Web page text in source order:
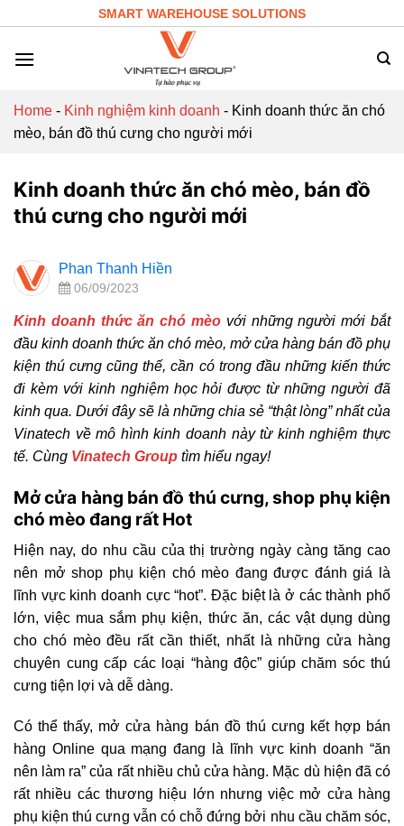
content
SMART WAREHOUSE SOLUTIONS
Home - Kinh nghiệm kinh doanh - Kinh doanh thức ăn chó
mèo, bán đồ thú cưng cho người mới
Kinh doanh thức ăn chó mèo, bán đồ
thú cưng cho người mới
Phan Thanh Hiền
06/09/2023
Kinh doanh thức ăn chó mèo với những người mới bắt
đầu kinh doanh thức ăn chó mèo, mở cửa hàng bán đồ phụ
kiện thú cưng cũng thế, cần có trong đầu những kiến thức
đi kèm với kinh nghiệm học hỏi được từ những người đã
kinh qua. Dưới đây sẽ là những chia sẻ “thật lòng” nhất của
Vinatech về mô hình kinh doanh này từ kinh nghiệm thực
tế. Cùng Vinatech Group tìm hiểu ngay!
Mở cửa hàng bán đồ thú cưng, shop phụ kiện
chó mèo đang rất Hot
Hiện nay, do nhu cầu của thị trường ngày càng tăng cao
nên mở shop phụ kiện chó mèo đang được đánh giá là
lĩnh vực kinh doanh cực “hot”. Đặc biệt là ở các thành phố
lớn, việc mua sắm phụ kiện, thức ăn, các vật dụng dùng
cho chó mèo đều rất cần thiết, nhất là những cửa hàng
chuyên cung cấp các loại “hàng độc” giúp chăm sóc thú
cưng tiện lợi và dễ dàng.
Có thể thấy, mở cửa hàng bán đồ thú cưng kết hợp bán
hàng Online qua mạng đang là lĩnh vực kinh doanh “ăn
nên làm ra” của rất nhiều chủ cửa hàng. Mặc dù hiện đã có
rất nhiều các thương hiệu lớn nhưng việc mở cửa hàng
phụ kiện thú cưng vẫn có chỗ đứng bởi nhu cầu chăm sóc,